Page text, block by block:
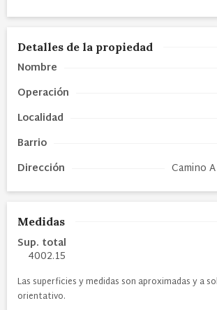
Detalles de la propiedad
Nombre
Operación
Localidad
Barrio
Dirección
Camino
Medidas
Sup. total
4002.15
Las superficies y medidas son aproximadas y a
orientativo.